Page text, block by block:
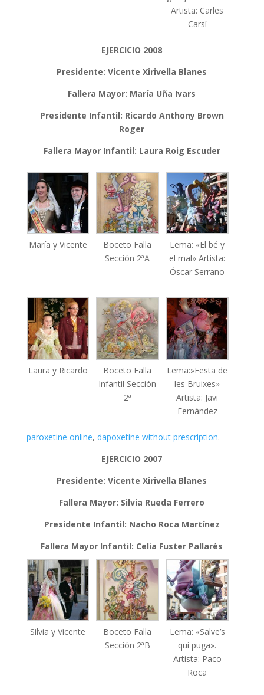
Artista: Carles
Carsí
EJERCICIO 2008
Presidente: Vicente Xirivella Blanes
Fallera Mayor: María Uña Ivars
Presidente Infantil: Ricardo Anthony Brown
Roger
Fallera Mayor Infantil: Laura Roig Escuder
María y Vicente
Boceto Falla
Sección 2ªA
Lema: «El bé y
el mal» Artista:
Óscar Serrano
Laura y Ricardo
Boceto Falla
Infantil Sección
2ª
Lema:»Festa de
les Bruixes»
Artista: Javi
Fernández
paroxetine online, dapoxetine without prescription.
EJERCICIO 2007
Presidente: Vicente Xirivella Blanes
Fallera Mayor: Silvia Rueda Ferrero
Presidente Infantil: Nacho Roca Martínez
Fallera Mayor Infantil: Celia Fuster Pallarés
Silvia y Vicente
Boceto Falla
Sección 2ªB
Lema: «Salve’s
qui puga».
Artista: Paco
Roca